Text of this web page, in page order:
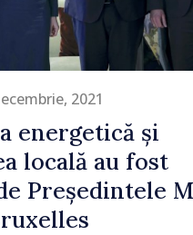
2021
energetică și
locală au fost
Președintele